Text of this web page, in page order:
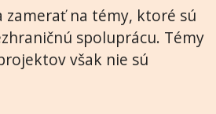
zamerať na témy, ktoré sú
spoluprácu. Témy
však nie sú